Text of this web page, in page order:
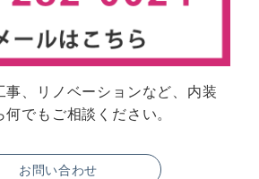
事、リノベーションなど、内装
でもご相談ください。
お問い合わせ